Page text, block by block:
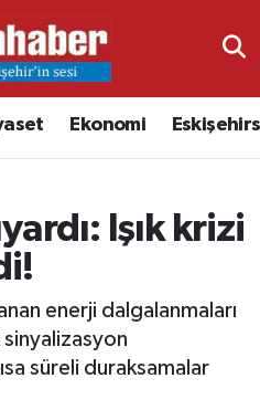
Ekonomi
Işık krizi
enerji dalgalanmaları
süreli duraksamalar
ve Fikstür